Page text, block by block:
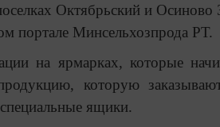
Октябрьский и Осиново
портале Минсельхозпрода РТ.
на ярмарках, которые
которую
ящики.